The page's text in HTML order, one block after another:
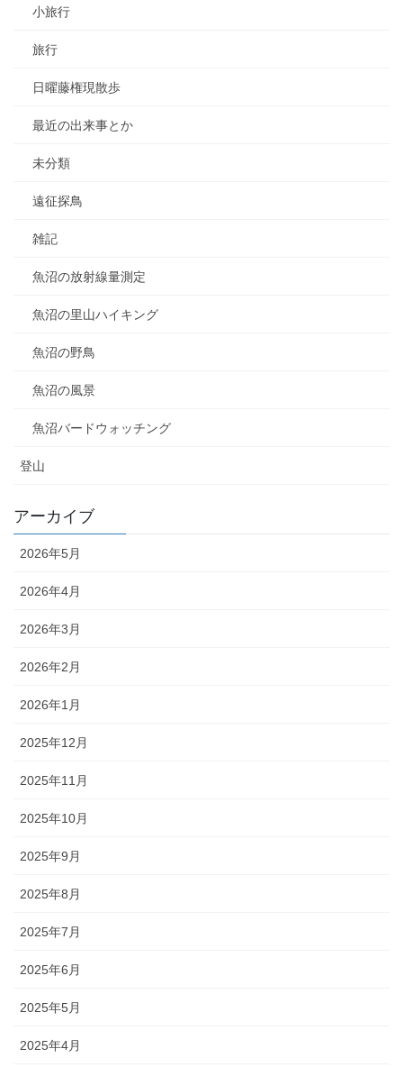
小旅行
旅行
日曜藤権現散歩
最近の出来事とか
未分類
遠征探鳥
雑記
魚沼の放射線量測定
魚沼の里山ハイキング
魚沼の野鳥
魚沼の風景
魚沼バードウォッチング
登山
アーカイブ
2026年5月
2026年4月
2026年3月
2026年2月
2026年1月
2025年12月
2025年11月
2025年10月
2025年9月
2025年8月
2025年7月
2025年6月
2025年5月
2025年4月